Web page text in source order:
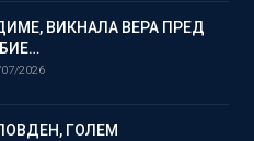
ВИКНАЛА ВЕРА ПРЕД
2026
ГОЛЕМ